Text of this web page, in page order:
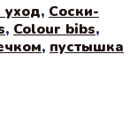
уход, Соски-
, Colour bibs,
, пустышка